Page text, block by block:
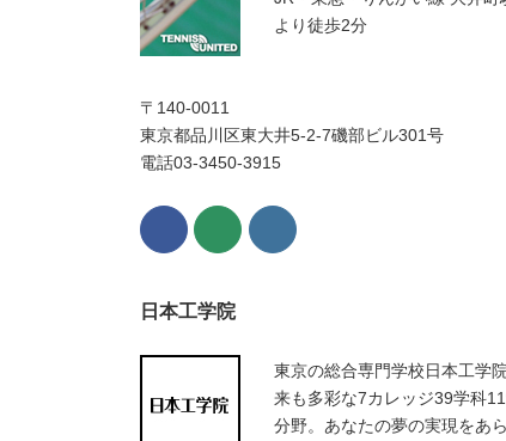
より徒歩2分
〒140-0011
東京都品川区東大井5-2-7磯部ビル301号
電話03-3450-3915
日本工学院
東京の総合専門学校日本工学
来も多彩な7カレッジ39学科
分野。あなたの夢の実現をあ